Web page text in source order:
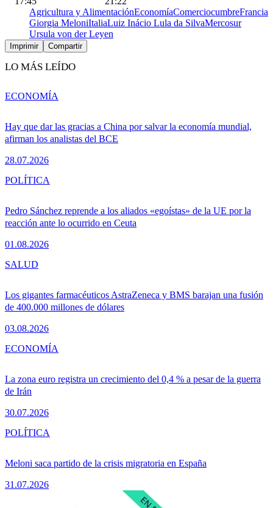
Agricultura y AlimentaciónEconomíaComerciocumbreFrancia
Giorgia MeloniItaliaLuiz Inácio Lula da SilvaMercosur
Ursula von der Leyen
Imprimir Compartir
LO MÁS LEÍDO
Hay que dar las gracias a China por salvar la economía mundial,
afirman los analistas del BCE
28.07.2026
ECONOMÍA
Pedro Sánchez reprende a los aliados «egoístas» de la UE por la
reacción ante lo ocurrido en Ceuta
01.08.2026
POLÍTICA
Los gigantes farmacéuticos AstraZeneca y BMS barajan una fusión
de 400.000 millones de dólares
03.08.2026
SALUD
La zona euro registra un crecimiento del 0,4 % a pesar de la guerra
de Irán
30.07.2026
ECONOMÍA
Meloni saca partido de la crisis migratoria en España
31.07.2026
POLÍTICA